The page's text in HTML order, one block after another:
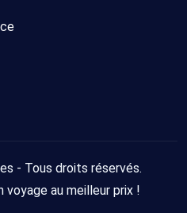
- Tous droits réservés.
voyage au meilleur prix !